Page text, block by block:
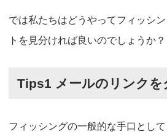
では私たちはどうやってフィッシ
トを見分ければ良いのでしょうか？
Tips1 メールのリンクを
フィッシングの一般的な手口とし